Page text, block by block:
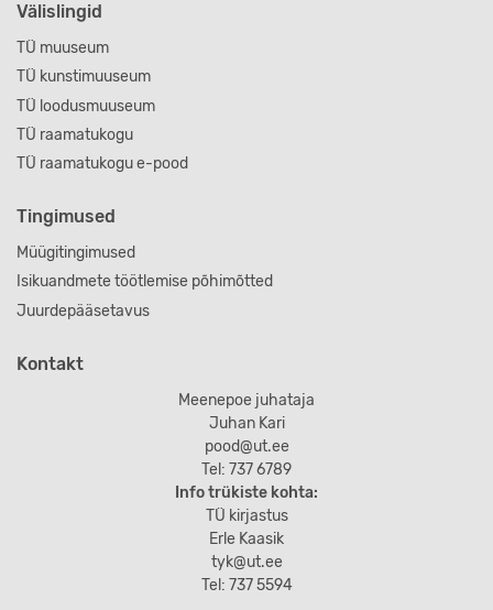
Välislingid
TÜ muuseum
TÜ kunstimuuseum
TÜ loodusmuuseum
TÜ raamatukogu
TÜ raamatukogu e-pood
Tingimused
Müügitingimused
Isikuandmete töötlemise põhimõtted
Juurdepääsetavus
Kontakt
Meenepoe juhataja
Juhan Kari
pood@ut.ee
Tel: 737 6789
Info trükiste kohta:
TÜ kirjastus
Erle Kaasik
tyk@ut.ee
Tel: 737 5594